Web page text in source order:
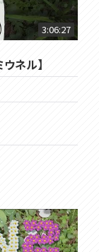
3:06:27
ネル】